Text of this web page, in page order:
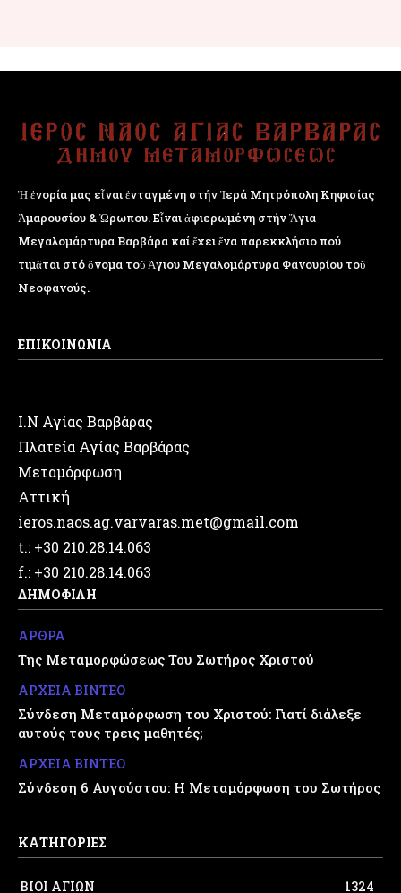
Ἡ ἐνορία μας εἶναι ἐνταγμένη στήν Ἱερά Μητρόπολη Κηφισίας
Ἁμαρουσίου & Ὠρωπου. Εἶναι ἀφιερωμένη στήν Ἅγια
Μεγαλομάρτυρα Βαρβάρα καί ἔχει ἕνα παρεκκλήσιο πού
τιμᾶται στό ὄνομα τοῦ Ἁγιου Μεγαλομάρτυρα Φανουρίου τοῦ
Νεοφανούς.
ΕΠΙΚΟΙΝΩΝΙΑ
Ι.Ν Αγίας Βαρβάρας
Πλατεία Αγίας Βαρβάρας
Μεταμόρφωση
Αττική
ieros.naos.ag.varvaras.met@gmail.com
t.: +30 210.28.14.063
f.: +30 210.28.14.063
ΔΗΜΟΦΙΛΗ
ΑΡΘΡΑ
Της Μεταμορφώσεως Του Σωτήρος Χριστού
ΑΡΧΕΙΑ ΒΙΝΤΕΟ
Σύνδεση Μεταμόρφωση του Χριστού: Γιατί διάλεξε
αυτούς τους τρεις μαθητές;
ΑΡΧΕΙΑ ΒΙΝΤΕΟ
Σύνδεση 6 Αυγούστου: Η Μεταμόρφωση του Σωτήρος
ΚΑΤΗΓΟΡΙΕΣ
ΒΙΟΙ ΑΓΙΩΝ 1324